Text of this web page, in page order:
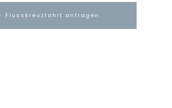
Flusskreuzfahrt anfragen